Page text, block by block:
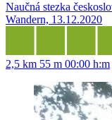
Naučná stezka
Wandern, 13.12.2020
2,5 km 55 m 00:00 h:m